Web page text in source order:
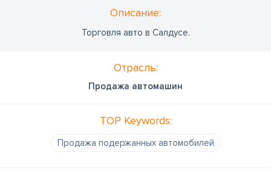
Oписание:
Торговля авто в Салдусе.
Отрасль:
Продажа автомашин
TOP Keywords:
Продажа подержанных автомобилей